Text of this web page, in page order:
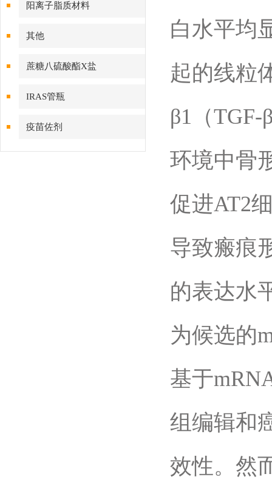
阳离子脂质材料
其他
蔗糖八硫酸酯X盐
IRAS管瓶
疫苗佐剂
白水平均
起的线粒
β1（
环境中骨
促进AT2
导致瘢痕
的表达水
为候选的
基于
组编辑和
效性。然